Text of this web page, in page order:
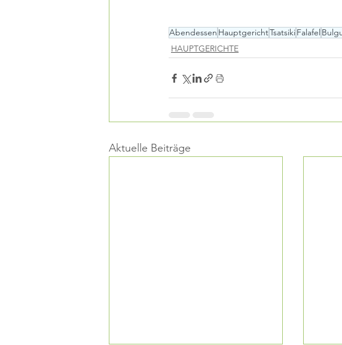
Abendessen HauptgerichtTsatsikiFalafel
HAUPTGERICHTE
Aktuelle Beiträge